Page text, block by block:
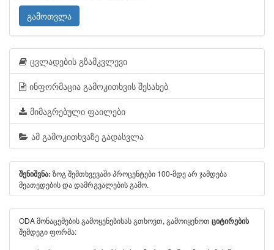
გამოთვლა
ცვლადების გზამკვლევი
ინფორმაცია გამოკითხვის შესახებ
მიმაგრებული ფაილები
ამ გამოკითხვაზე გადასვლა
შენიშვნა: ზოგ შემთხვევაში პროცენტები 100-მდე არ ჯამდება
მეათედების და დამრგვალების გამო.
ODA მონაცემების გამოყენებისას გთხოვთ, გამოიყენოთ ციტირების
შემდეგი ფორმა: